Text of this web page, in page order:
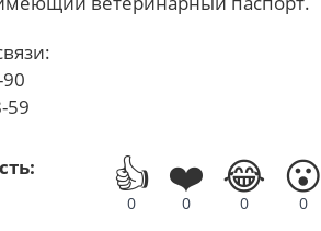
59
👍
0
❤️
0
😂
0
😮
0